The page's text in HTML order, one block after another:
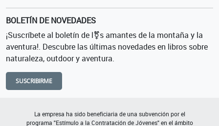
BOLETÍN DE NOVEDADES
¡Suscríbete al boletín de l⚧s amantes de la montaña y la
aventura!. Descubre las últimas novedades en libros sobre
naturaleza, outdoor y aventura.
SUSCRIBIRME
La empresa ha sido beneficiaria de una subvención por el
programa "Estímulo a la Contratación de Jóvenes" en el ámbito